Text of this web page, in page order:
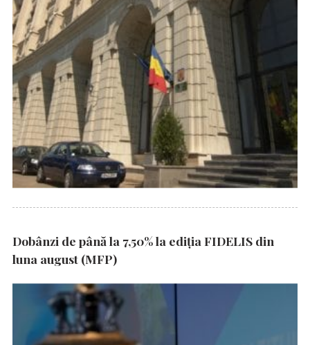
Dobânzi de până la 7,50% la ediția FIDELIS din
luna august (MFP)